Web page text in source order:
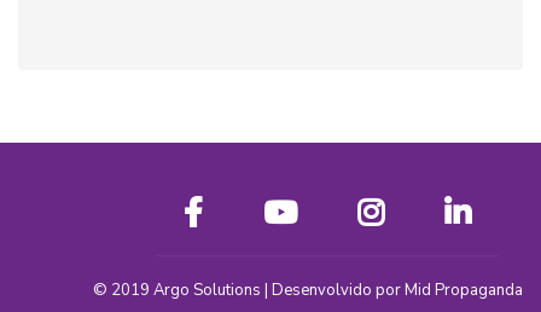
© 2019 Argo Solutions | Desenvolvido porMid Propaganda